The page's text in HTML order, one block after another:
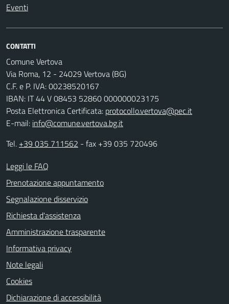
Eventi
CONTATTI
Comune Vertova
Via Roma, 12 - 24029 Vertova (BG)
C.F. e P. IVA: 00238520167
IBAN: IT 44 V 08453 52860 000000023175
Posta Elettronica Certificata: protocollo.vertova@pec.it
E-mail: info@comune.vertova.bg.it
Tel. +39 035 711562 - fax +39 035 720496
Leggi le FAQ
Prenotazione appuntamento
Segnalazione disservizio
Richiesta d'assistenza
Amministrazione trasparente
Informativa privacy
Note legali
Cookies
Dichiarazione di accessibilità